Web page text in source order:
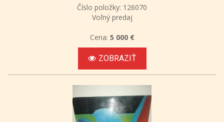
Číslo položky: 126070
Voľný predaj
Cena: 5 000 €
ZOBRAZIŤ